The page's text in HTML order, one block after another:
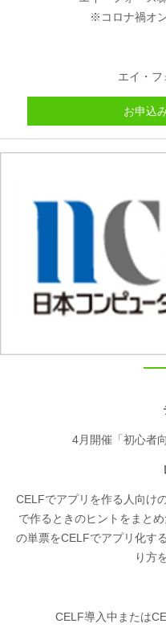
※コロナ禍オ
エイ・フ
お申込
4月開催「初心者
CELFでアプリを作る人向け
で作るときのヒントをまと
の単票をCELFでアプリ化す
り方
CELF導入中または